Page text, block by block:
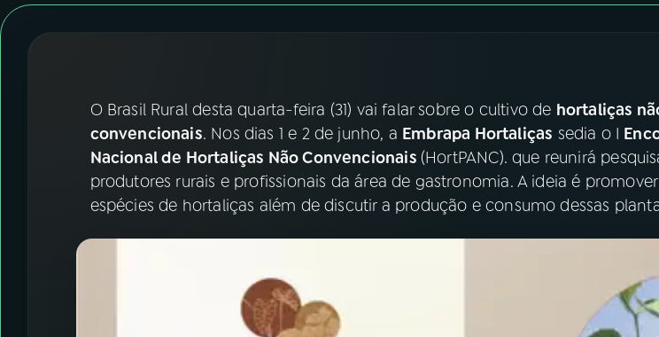
ACOMPANHE A RÁDIO NACIONAL
YouTube Facebook
Instagram X
TikTok
O Brasil Rural desta quarta-feira (31) vai falar sobre o cultivo de hortaliças
convencionais. Nos dias 1 e 2 de junho, a Embrapa Hortaliças sedia o I
Nacional de Hortaliças Não Convencionais (HortPANC). que reunirá
produtores rurais e profissionais da área de gastronomia. A ideia é
espécies de hortaliças além de discutir a produção e consumo dessas